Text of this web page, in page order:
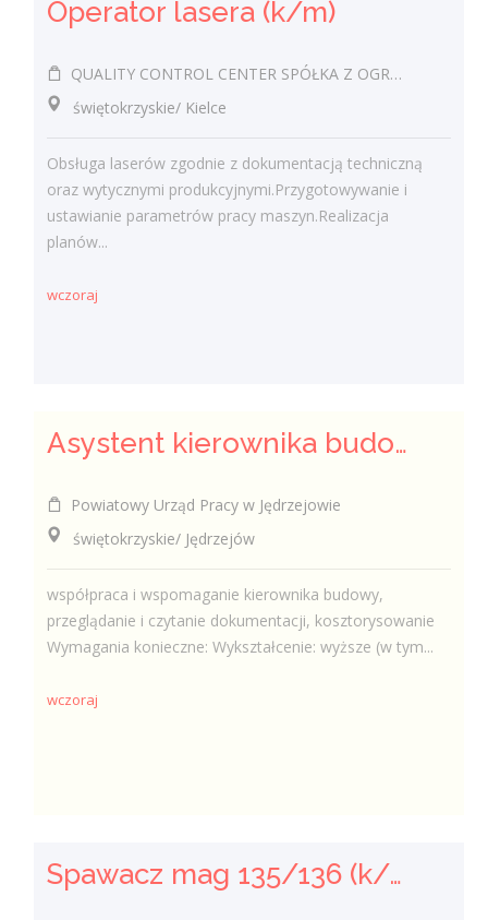
Operator lasera (k/m)
QUALITY CONTROL CENTER SPÓŁKA Z OGRANICZONĄ ODPOWIEDZIALNOŚCIĄ
świętokrzyskie/ Kielce
Obsługa laserów zgodnie z dokumentacją techniczną
oraz wytycznymi produkcyjnymi.Przygotowywanie i
ustawianie parametrów pracy maszyn.Realizacja
planów...
wczoraj
Asystent kierownika budowy
Powiatowy Urząd Pracy w Jędrzejowie
świętokrzyskie/ Jędrzejów
współpraca i wspomaganie kierownika budowy,
przeglądanie i czytanie dokumentacji, kosztorysowanie
Wymagania konieczne: Wykształcenie: wyższe (w tym...
wczoraj
Spawacz mag 135/136 (k/m)